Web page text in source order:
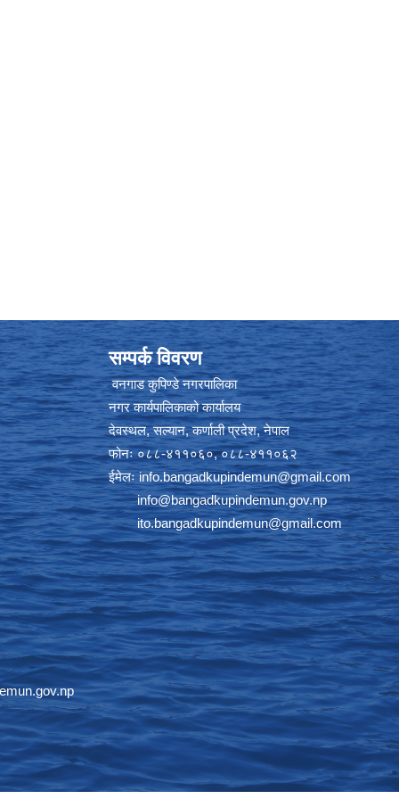
सम्पर्क विवरण
वनगाड कुपिण्डे नगरपालिका
नगर कार्यपालिकाको कार्यालय
देवस्थल, सल्यान, कर्णाली प्रदेश, नेपाल
फोनः ०८८-४११०६०, ०८८-४११०६२
ईमेलःinfo.bangadkupindemun@gmail.com
info@bangadkupindemun.gov.np
ito.bangadkupindemun@gmail.com